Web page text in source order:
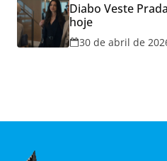
Diabo Veste
hoje
30 de abril de